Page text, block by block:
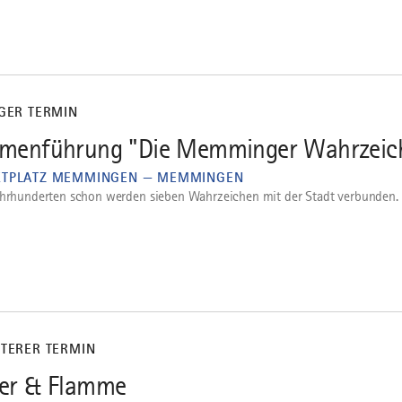
TERMIN
"Die Memminger
MEMMINGEN — MEMMINGEN
schon werden sieben Wahrzeichen mit der Stadt verbunden.
TERMIN
& Flamme